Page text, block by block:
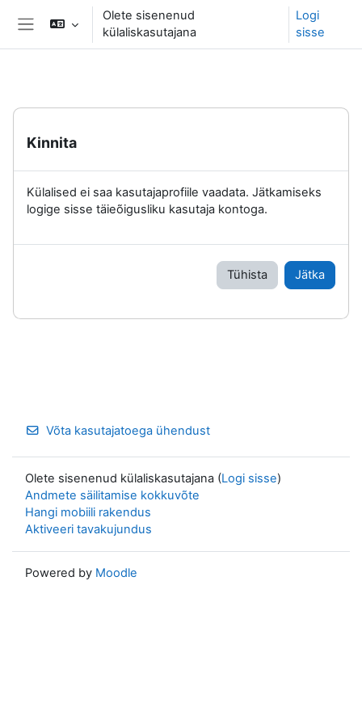
Jäta vahele peasisuni
Küljepaneel
Olete sisenenud
külaliskasutajana
Logi
sisse
Kinnita
Külalised ei saa kasutajaprofiile vaadata. Jätkamiseks
logige sisse täieõigusliku kasutaja kontoga.
Tühista Jätka
Võta kasutajatoega ühendust
Olete sisenenud külaliskasutajana (Logi sisse)
Andmete säilitamise kokkuvõte
Hangi mobiili rakendus
Aktiveeri tavakujundus
Powered by Moodle